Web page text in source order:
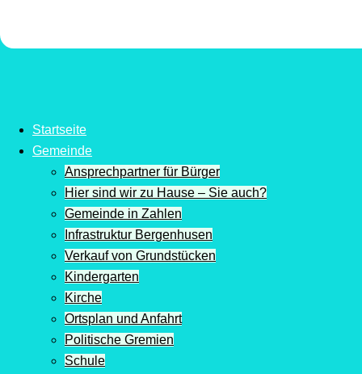
Startseite
Gemeinde
Ansprechpartner für Bürger
Hier sind wir zu Hause – Sie auch?
Gemeinde in Zahlen
Infrastruktur Bergenhusen
Verkauf von Grundstücken
Kindergarten
Kirche
Ortsplan und Anfahrt
Politische Gremien
Schule